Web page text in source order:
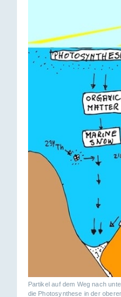
Partikel auf dem Weg nach
die Photosynthese in der